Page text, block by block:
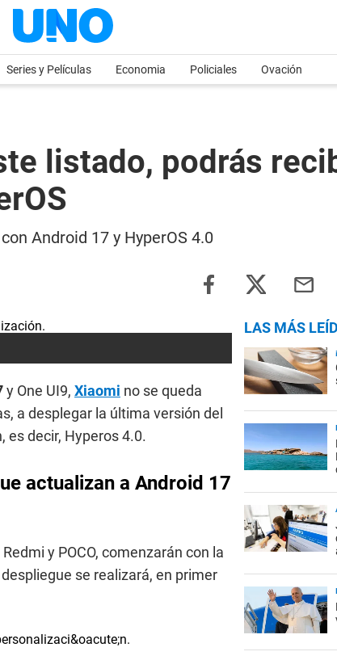
Series y Películas Economia Policiales Ovación
listado, podrás
Android 17 y HyperOS 4.0
y One UI9, Xiaomi no se queda
a desplegar la última versión del
es decir, Hyperos 4.0.
actualizan a Android 17
y POCO, comenzarán con la
se realizará, en primer
LAS MÁS